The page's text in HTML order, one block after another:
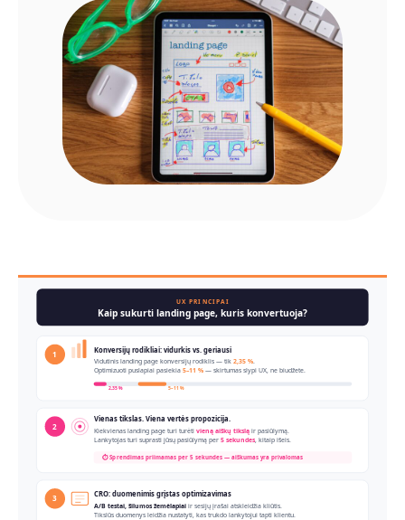
UX PRINCIPAI
Kaip sukurti landing page, kuris konvertuoja?
1 Konversijų rodikliai: vidurkis vs. geriausi
Vidutinis landing page konversijų rodiklis — tik 2,35 %.
Optimizuoti puslapiai pasiekia 5–11 %— skirtumas slypi UX, ne biudžete.
2,35 % 5–11 %
2
Vienas tikslas. Viena vertės propozicija.
Kiekvienas landing page turi turėti vieną aiškų tiksląir pasiūlymą.
Lankytojas turi suprasti jūsų pasiūlymą per 5 sekundes, kitaip išeis.
⏱ Sprendimas priimamas per 5 sekundes — aiškumas yra privalomas
3 CRO: duomenimis grįstas optimizavimas
A/B testai, šilumos žemėlapiaiir sesijų įrašai atskleidžia kliūtis.
Tikslūs duomenys leidžia nustatyti, kas trukdo lankytojui tapti klientu.